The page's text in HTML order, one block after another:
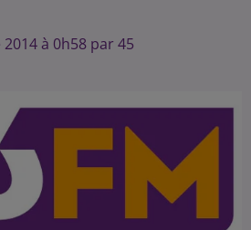
à 0h58 par 45